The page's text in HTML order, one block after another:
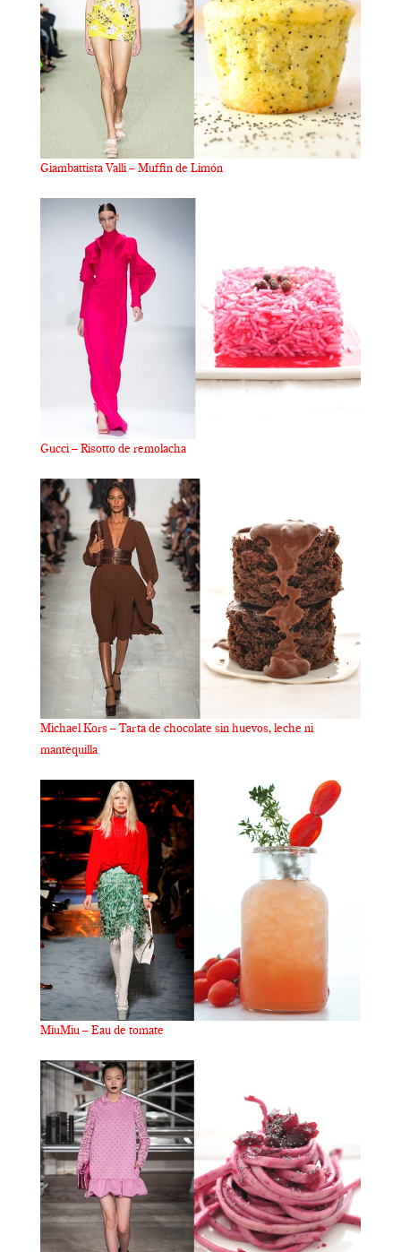
Giambattista Valli – Muffin de Limón
Gucci – Risotto de remolacha
Michael Kors – Tarta de chocolate sin huevos, leche ni
mantequilla
MiuMiu – Eau de tomate